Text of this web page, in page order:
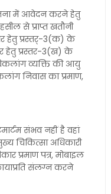
में आवेदन करने हेतु
से प्राप्त खतौनी
हेतु प्रस्तर्-3(क) के
हेतु प्रस्तर-3(ख) के
व्यक्ति की आयु
निवास का प्रमाण,
संभव नहीं है वहां
चिकित्सा अधिकारी
प्रमाण पत्र, मोबाइल
संलग्न करने